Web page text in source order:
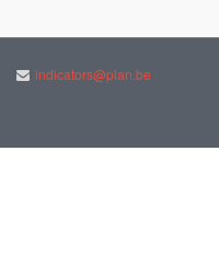
indicators@plan.be